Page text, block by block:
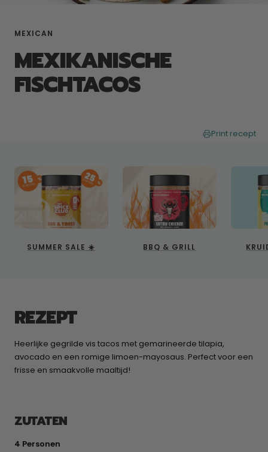
MEXICAN
MEXIKANISCHE
FISCHTACOS
Print recept
SUMMER SALE ☀️ BBQ & GRILL
REZEPT
Heerlijke gegrilde vis tacos met gemarineerde tilapia,
avocado en een romige limoen-mayosaus. Perfect voor een
frisse en smaakvolle maaltijd!
ZUTATEN
4 Personen